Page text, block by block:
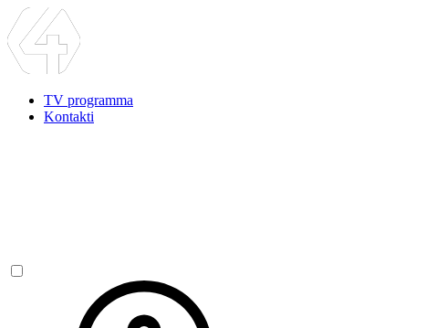
TV programma
Kontakti